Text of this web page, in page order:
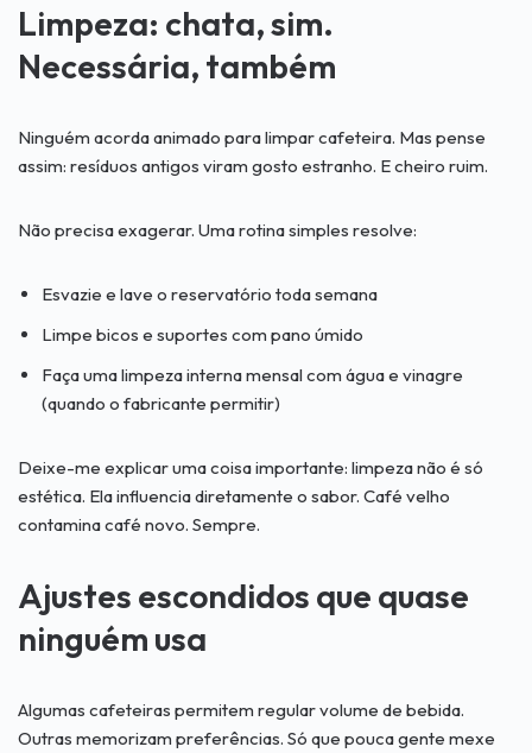
Limpeza: chata, sim.
Necessária, também
Ninguém acorda animado para limpar cafeteira. Mas pense
assim: resíduos antigos viram gosto estranho. E cheiro ruim.
Não precisa exagerar. Uma rotina simples resolve:
Esvazie e lave o reservatório toda semana
Limpe bicos e suportes com pano úmido
Faça uma limpeza interna mensal com água e vinagre
(quando o fabricante permitir)
Deixe-me explicar uma coisa importante: limpeza não é só
estética. Ela influencia diretamente o sabor. Café velho
contamina café novo. Sempre.
Ajustes escondidos que quase
ninguém usa
Algumas cafeteiras permitem regular volume de bebida.
Outras memorizam preferências. Só que pouca gente mexe